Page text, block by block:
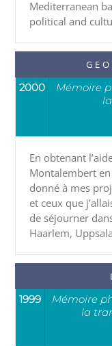
Mediterranean
political and
2000
Mémoire
En obtenant
Montalembert
donné à mes
et ceux que
de séjourner
Haarlem,
1999
Mémoire
la